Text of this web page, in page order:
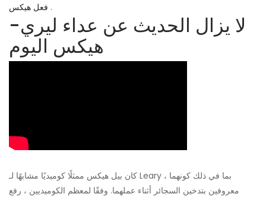
فعل هيكس .
لا يزال الحديث عن عداء ليري-
هيكس اليوم
كان بيل هيكس ممثلًا كوميديًا مشابهًا لـ Leary ، بما في ذلك كونهما
معروفين بتدخين السجائر أثناء عملهما. وفقًا لمعظم الكوميديين ، رفع